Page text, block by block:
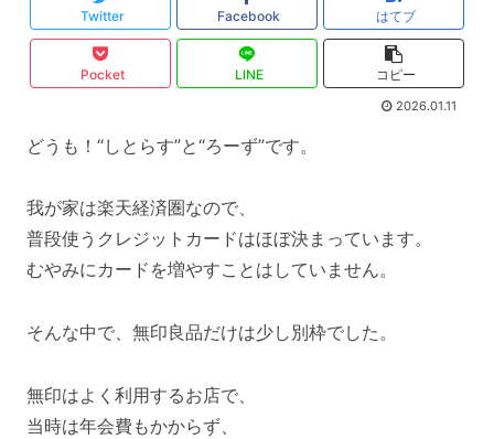
Twitter Facebook はてブ
Pocket LINE コピー
2026.01.11
どうも！“しとらす”と“ろーず”です。
我が家は楽天経済圏なので、
普段使うクレジットカードはほぼ決まっています。
むやみにカードを増やすことはしていません。
そんな中で、無印良品だけは少し別枠でした。
無印はよく利用するお店で、
当時は年会費もかからず、